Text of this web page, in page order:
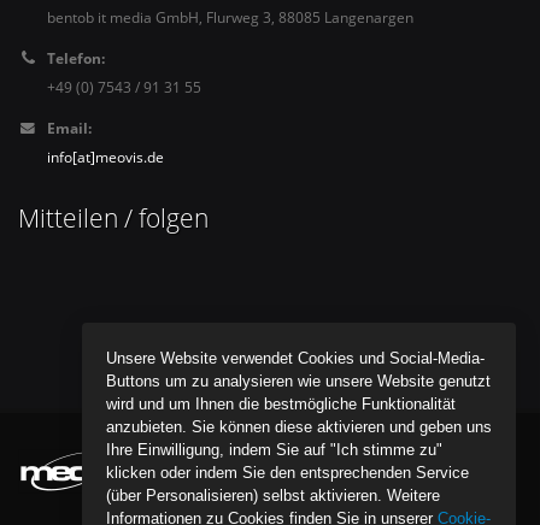
bentob it media GmbH, Flurweg 3, 88085 Langenargen
Telefon:
+49 (0) 7543 / 91 31 55
Email:
info[at]meovis.de
Mitteilen / folgen
Unsere Website verwendet Cookies und Social-Media-
Buttons um zu analysieren wie unsere Website genutzt
wird und um Ihnen die bestmögliche Funktionalität
anzubieten. Sie können diese aktivieren und geben uns
Ihre Einwilligung, indem Sie auf "Ich stimme zu"
klicken oder indem Sie den entsprechenden Service
(über Personalisieren) selbst aktivieren. Weitere
Informationen zu Cookies finden Sie in unserer Cookie-